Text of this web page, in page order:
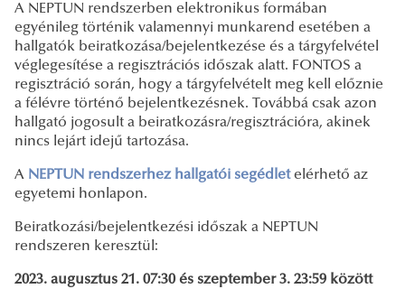
A NEPTUN rendszerben elektronikus formában
egyénileg történik valamennyi munkarend esetében a
hallgatók beiratkozása/bejelentkezése és a tárgyfelvétel
véglegesítése a regisztrációs időszak alatt. FONTOS a
regisztráció során, hogy a tárgyfelvételt meg kell előznie
a félévre történő bejelentkezésnek. Továbbá csak azon
hallgató jogosult a beiratkozásra/regisztrációra, akinek
nincs lejárt idejű tartozása.
A NEPTUN rendszerhez hallgatói segédletelérhető az
egyetemi honlapon.
Beiratkozási/bejelentkezési időszak a NEPTUN
rendszeren keresztül:
2023. augusztus 21. 07:30 és szeptember 3. 23:59 között